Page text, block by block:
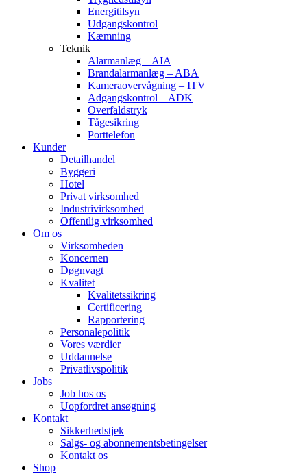
Energitilsyn
Udgangskontrol
Kæmning
Teknik
Alarmanlæg – AIA
Brandalarmanlæg – ABA
Kameraovervågning – ITV
Adgangskontrol – ADK
Overfaldstryk
Tågesikring
Porttelefon
Kunder
Detailhandel
Byggeri
Hotel
Privat virksomhed
Industrivirksomhed
Offentlig virksomhed
Om os
Virksomheden
Koncernen
Døgnvagt
Kvalitet
Kvalitetssikring
Certificering
Rapportering
Personalepolitik
Vores værdier
Uddannelse
Privatlivspolitik
Jobs
Job hos os
Uopfordret ansøgning
Kontakt
Sikkerhedstjek
Salgs- og abonnementsbetingelser
Kontakt os
Shop